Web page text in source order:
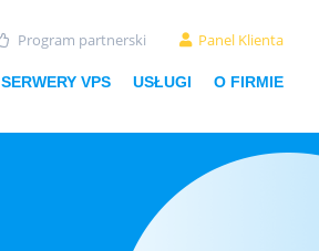
SERWERY VPS USŁUGI O FIRMIE
Program partnerski Panel Klienta